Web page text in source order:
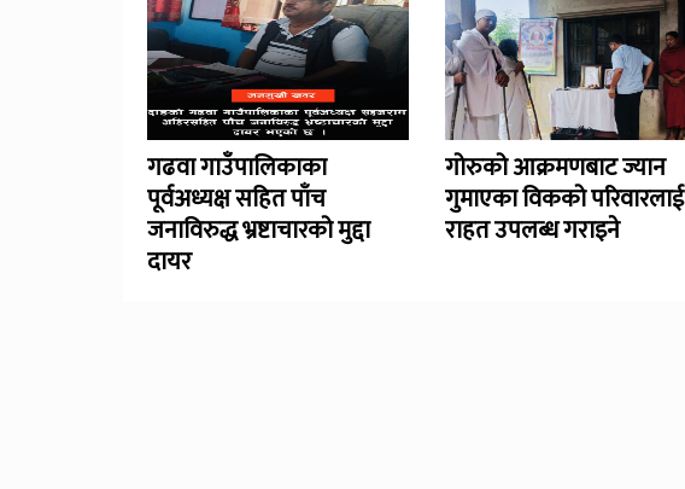
गढवा गाउँपालिकाका
पूर्वअध्यक्ष सहित पाँच
जनाविरुद्ध भ्रष्टाचारको मुद्दा
दायर
गोरुको आक्रमणबाट ज्यान
गुमाएका विकको परिवारलाई
राहत उपलब्ध गराइने